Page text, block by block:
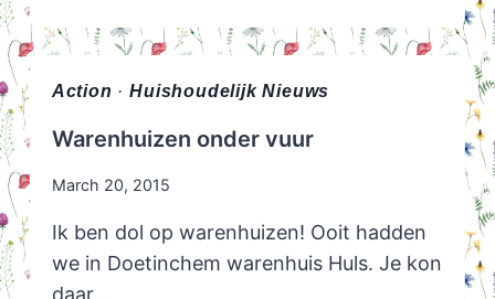
Action ·Huishoudelijk Nieuws
Warenhuizen onder vuur
March 20, 2015
Ik ben dol op warenhuizen! Ooit hadden
we in Doetinchem warenhuis Huls. Je kon
daar…